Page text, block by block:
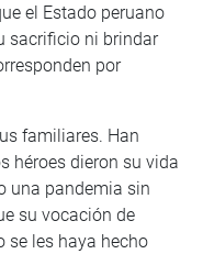
el Estado peruano
sacrificio ni brindar
por
familiares. Han
héroes dieron su vida
una pandemia sin
su vocación de
se les haya hecho